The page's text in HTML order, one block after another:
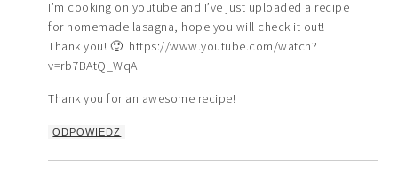
I’m cooking on youtube and I’ve just uploaded a recipe
for homemade lasagna, hope you will check it out!
Thank you! 🙂 https://www.youtube.com/watch?
v=rb7BAtQ_WqA
Thank you for an awesome recipe!
ODPOWIEDZ